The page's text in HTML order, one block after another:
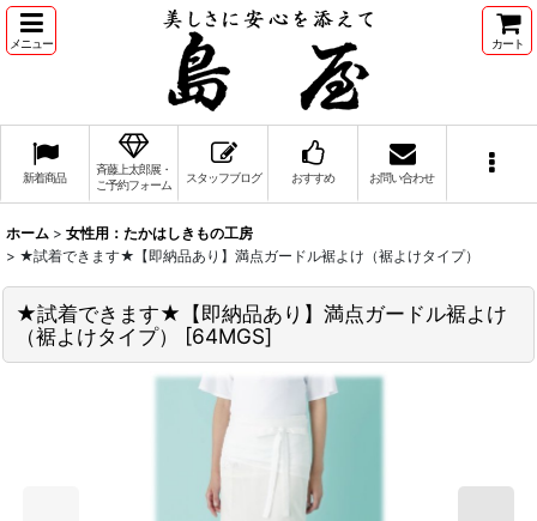
メニュー カート
新着商品
斉藤上太郎展・
ご予約フォーム
スタッフブログ おすすめ お問い合わせ
ホーム > 女性用：たかはしきもの工房
> ★試着できます★【即納品あり】満点ガードル裾よけ（裾よけタイプ）
★試着できます★【即納品あり】満点ガードル裾よけ
（裾よけタイプ）
[64MGS]